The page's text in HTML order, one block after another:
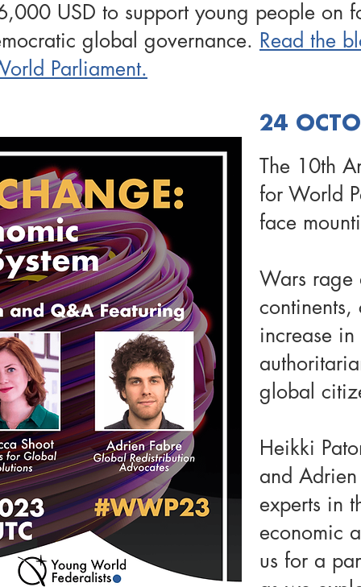
USD to support young people on
global governance. Read the
Parliament.
24
The 10th
for World
face
Wars rage
continents,
increase
global
Heikki
and
experts in
economic
us for a